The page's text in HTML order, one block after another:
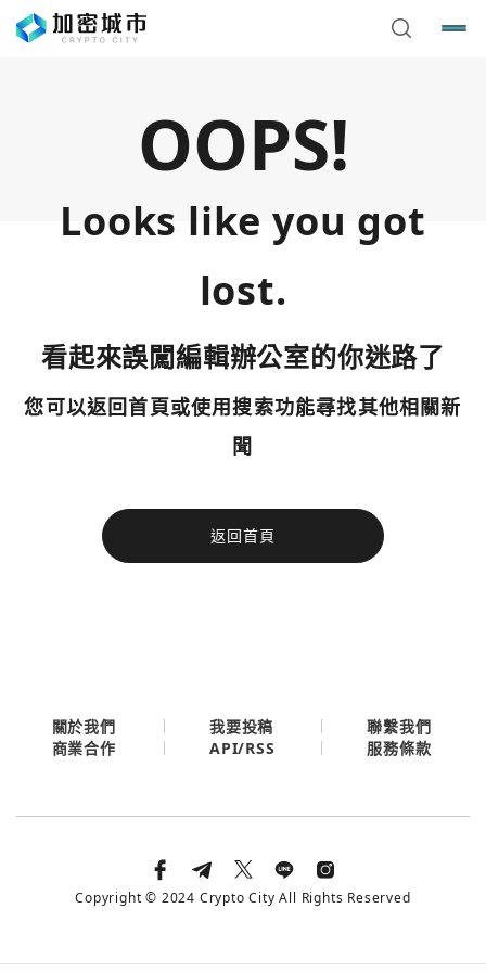
OOPS!
Looks like you got
lost.
看起來誤闖編輯辦公室的你迷路了
您可以返回首頁或使用搜索功能尋找其他相關新
聞
返回首頁
今日熱門
使用以下帳號繼續
您已閒置5分鐘，請點擊關閉按鈕或空白處，即可回到加密
今日熱門
關於我們 我要投稿
聯繫我們
商業合作
API/RSS 服務條款
Copyright © 2024 Crypto City All Rights Reserved